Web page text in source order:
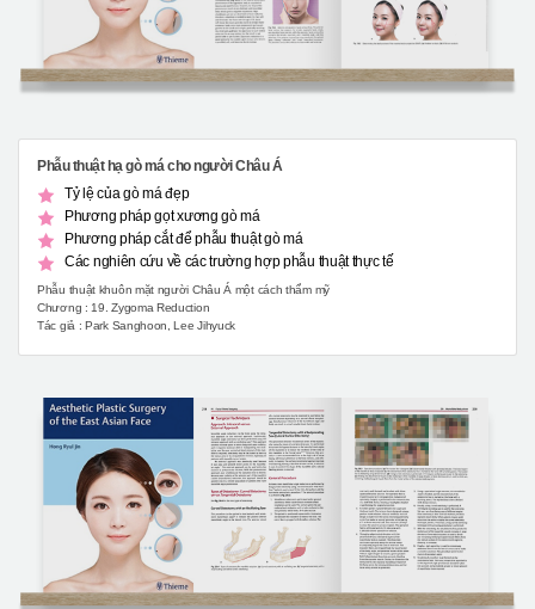
Phẫu thuật hạ gò má cho người Châu Á
Tỷ lệ của gò má đẹp
Phương pháp gọt xương gò má
Phương pháp cắt để phẫu thuật gò má
Các nghiên cứu về các trường hợp phẫu thuật thực tế
Phẫu thuật khuôn mặt người Châu Á một cách thẩm mỹ
Chương : 19. Zygoma Reduction
Tác giả : Park Sanghoon, Lee Jihyuck